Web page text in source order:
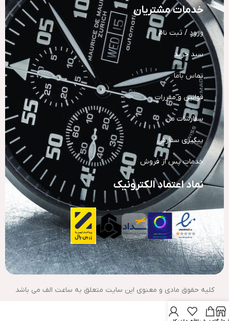
خدمات مشتریان
ورود / ثبت نام
سبد خرید
تماس باما
قوانین و مقررات
سفارشات من
پیگیری سفارش
خدمات پس از فروش
نماد اعتماد الکترونیک
کلیه حقوق مادی و معنوی این سایت متعلق به ساعت الف می باشد